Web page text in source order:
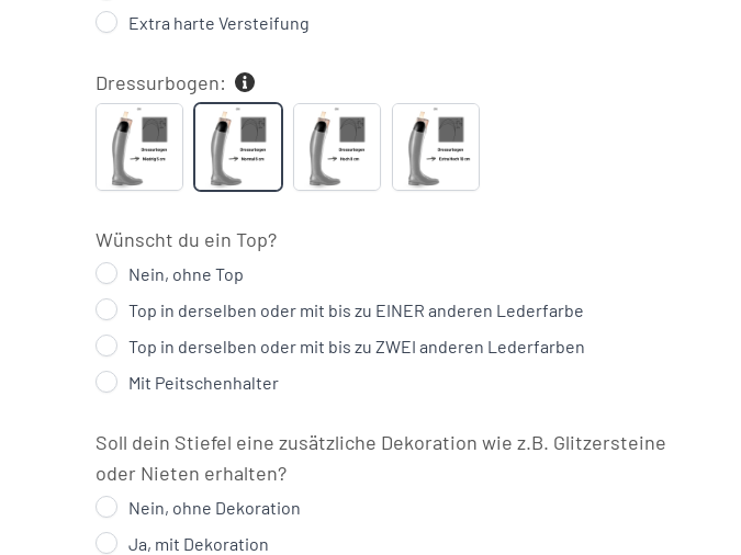
Extra harte Versteifung
Dressurbogen:
Kurz
(5cm)
Normal
(6cm)
>
bei
Polostiefeln
Hoch
(8cm)
Extra
Hoch
Wünscht du ein Top?
Nein, ohne Top
Top in derselben oder mit bis zu EINER anderen Lederfarbe
Top in derselben oder mit bis zu ZWEI anderen Lederfarben
Mit Peitschenhalter
Soll dein Stiefel eine zusätzliche Dekoration wie z.B. Glitzersteine
oder Nieten erhalten?
Nein, ohne Dekoration
Ja, mit Dekoration